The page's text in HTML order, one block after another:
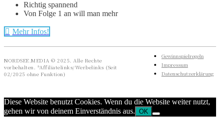
Richtig spannend
Von Folge 1 an will man mehr
Mehr Infos!
NORDSEE.MEDIA © 2025. Alle Rechte
vorbehalten. *Affiliatelinks/Werbelinks (Seit
02/2025 ohne Funktion)
Gewinnspielregeln
Impressum
Datenschutzerklärung
Diese Website benutzt Cookies. Wenn du die Website weiter nutzt,
gehen wir von deinem Einverständnis aus. OK